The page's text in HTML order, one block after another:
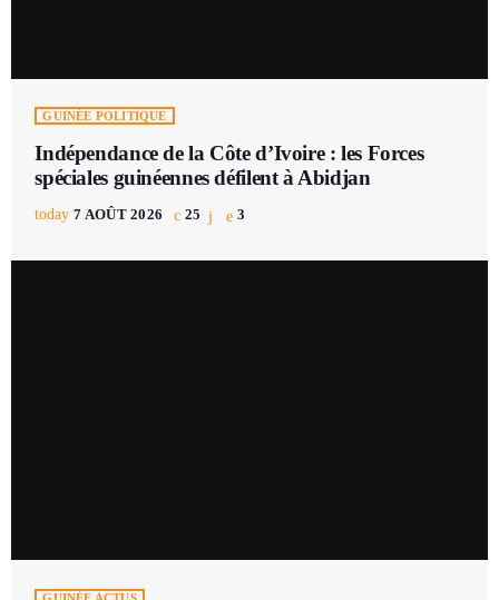
GUINÉE POLITIQUE
Indépendance de la Côte d’Ivoire : les Forces
spéciales guinéennes défilent à Abidjan
today 7 AOÛT 2026 25 3
GUINÉE ACTUS